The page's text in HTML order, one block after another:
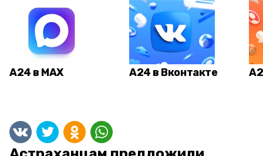
А24 в MAX А24 в Вконтакте